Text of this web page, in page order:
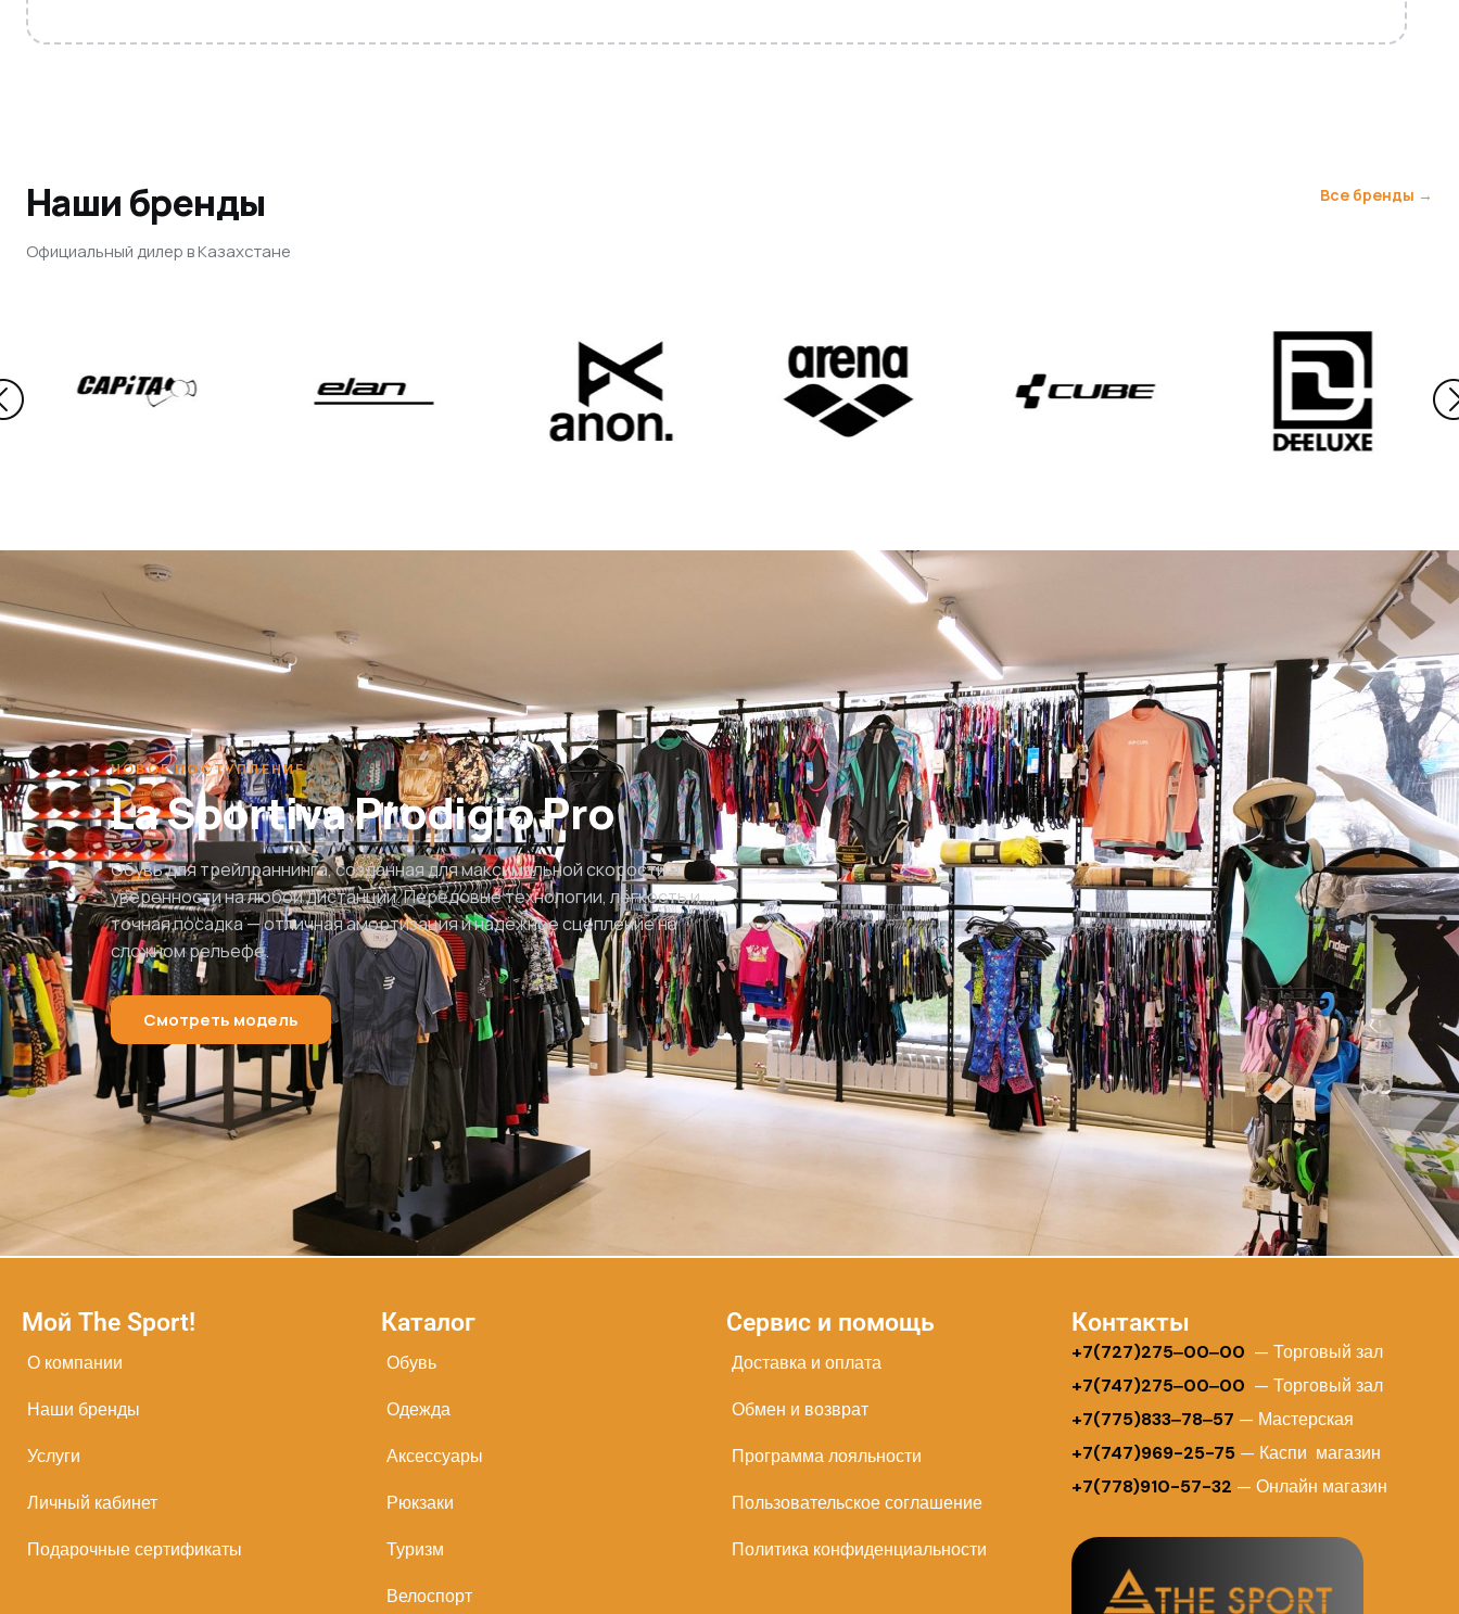
Наши бренды
Официальный дилер в Казахстане
Все бренды →
НОВОЕ ПОСТУПЛЕНИЕ
La Sportiva Prodigio Pro
Обувь для трейлраннинга, созданная для максимальной скорости и
уверенности на любой дистанции. Передовые технологии, лёгкость и
точная посадка — отличная амортизация и надёжное сцепление на
сложном рельефе.
Смотреть модель
Мой The Sport!
О компании
Наши бренды
Услуги
Личный кабинет
Подарочные сертификаты
Каталог
Обувь
Одежда
Аксессуары
Рюкзаки
Туризм
Велоспорт
Сервис и помощь
Доставка и оплата
Обмен и возврат
Программа лояльности
Пользовательское соглашение
Политика конфиденциальности
Контакты
+7(727)275‒00‒00 — Торговый зал
+7(747)275‒00‒00 — Торговый зал
+7(775)833‒78‒57 — Мастерская
+7(747)969-25-75— Каспи магазин
+7(778)910-57-32 — Онлайн магазин